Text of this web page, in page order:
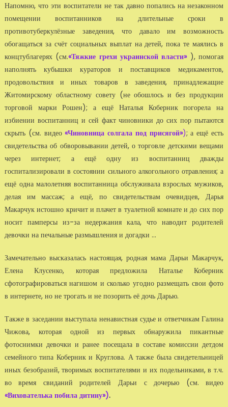
Напомню, что эти воспитатели не так давно попались на незаконном
помещении воспитанников на длительные сроки в
противотуберкулёзные заведения, что давало им возможность
обогащаться за счёт социальных выплат на детей, пока те маялись в
концтублагерях (см.«Тяжкие грехи украинской власти»), помогая
наполнять кубышки кураторов и поставщиков медикаментов,
продовольствия и иных товаров в заведения, принадлежащие
Житомирскому областному совету (не обошлось и без продукции
торговой марки Рошен); а ещё Наталья Коберник погорела на
избиении воспитанниц и сей факт чиновники до сих пор пытаются
скрыть (см. видео«Чиновница солгала под присягой»); а ещё есть
свидетельства об обворовывании детей, о торговле детскими вещами
через интернет; а ещё одну из воспитанниц дважды
госпитализировали в состоянии сильного алкогольного отравления; а
ещё одна малолетняя воспитанница обслуживала взрослых мужиков,
делая им массаж; а ещё, по свидетельствам очевидцев, Дарья
Макарчук истошно кричит и плачет в туалетной комнате и до сих пор
носит памперсы из-за недержания кала, что наводит родителей
девочки на печальные размышления и догадки …
Замечательно высказалась настоящая, родная мама Дарьи Макарчук,
Елена Клусенко, которая предложила Наталье Коберник
сфотографироваться нагишом и сколько угодно размещать свои фото
в интернете, но не трогать и не позорить её дочь Дарью.
Также в заседании выступала ненавистная судье и ответчикам Галина
Чижова, которая одной из первых обнаружила пикантные
фотоснимки девочки и ранее посещала в составе комиссии детдом
семейного типа Коберник и Круглова. А также была свидетельницей
иных безобразий, творимых воспитателями и их подельниками, в т.ч.
во время свиданий родителей Дарьи с дочерью (см. видео
«Вихователька побила дитину»).